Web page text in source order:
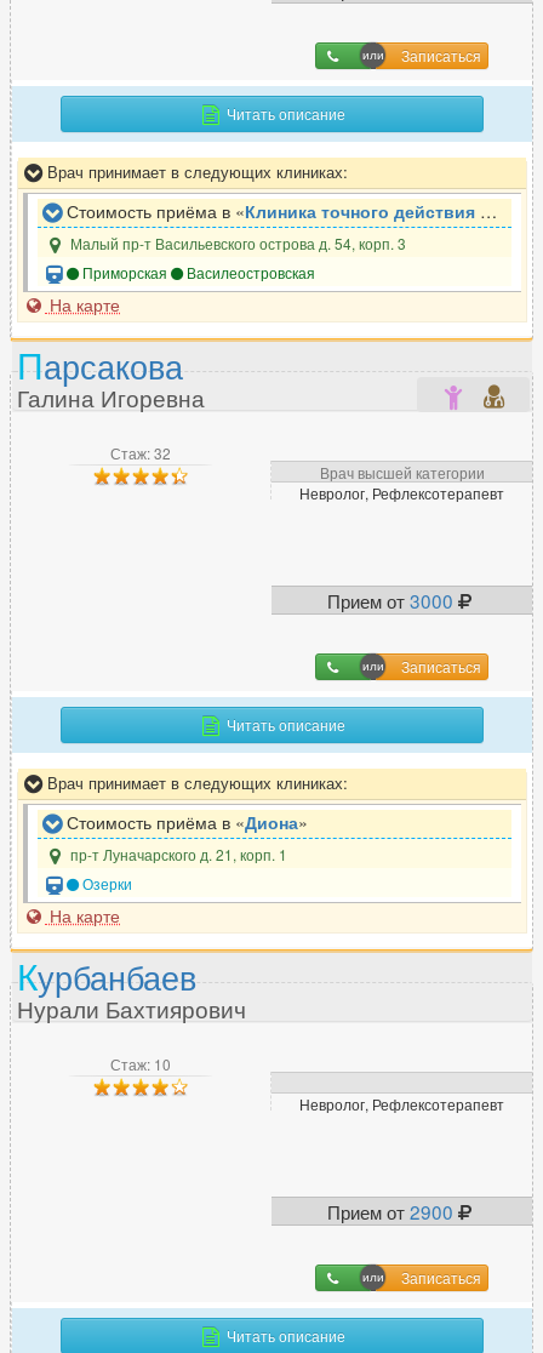
Записаться
Читать описание
Врач принимает в следующих клиниках:
Стоимость приёма в «Клиника точного действия МАРТ »
Малый пр-т Васильевского острова д. 54, корп. 3
Приморская
Василеостровская
На карте
Стаж: 32
Врач высшей категории
Невролог, Рефлексотерапевт
Прием от3000
Записаться
Парсакова
Галина Игоревна
Читать описание
Врач принимает в следующих клиниках:
Стоимость приёма в «Диона»
пр-т Луначарского д. 21, корп. 1
Озерки
На карте
Стаж: 10
Невролог, Рефлексотерапевт
Прием от2900
Записаться
Курбанбаев
Нурали Бахтиярович
Читать описание